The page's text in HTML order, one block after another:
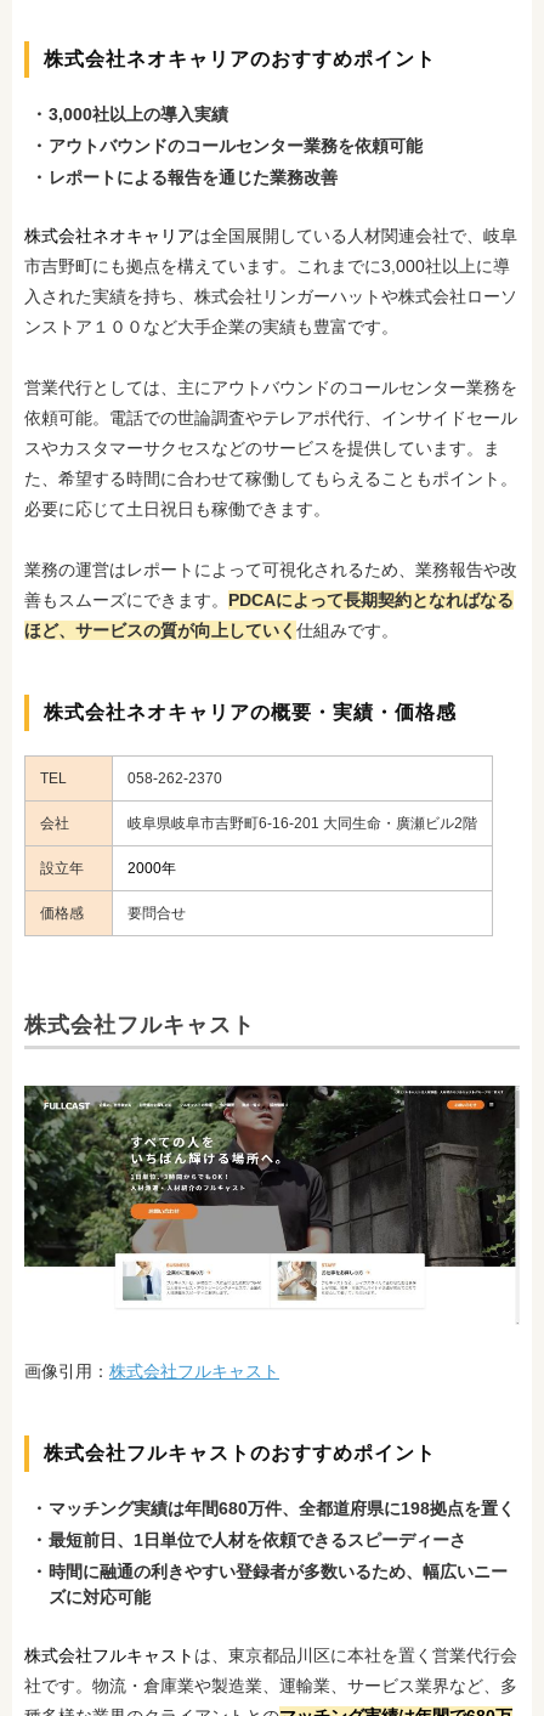
株式会社ネオキャリアのおすすめポイント
3,000社以上の導入実績
アウトバウンドのコールセンター業務を依頼可能
レポートによる報告を通じた業務改善
株式会社ネオキャリアは全国展開している人材関連会社で、岐阜
市吉野町にも拠点を構えています。これまでに3,000社以上に導
入された実績を持ち、株式会社リンガーハットや株式会社ローソ
ンストア１００など大手企業の実績も豊富です。
営業代行としては、主にアウトバウンドのコールセンター業務を
依頼可能。電話での世論調査やテレアポ代行、インサイドセール
スやカスタマーサクセスなどのサービスを提供しています。ま
た、希望する時間に合わせて稼働してもらえることもポイント。
必要に応じて土日祝日も稼働できます。
業務の運営はレポートによって可視化されるため、業務報告や改
善もスムーズにできます。 PDCAによって長期契約となればなる
ほど、サービスの質が向上していく 仕組みです。
株式会社ネオキャリアの概要・実績・価格感
TEL 058-262-2370
会社 岐阜県岐阜市吉野町6-16-201 大同生命・廣瀬ビル2階
設立年 2000年
価格感 要問合せ
株式会社フルキャスト
画像引用： 株式会社フルキャスト
株式会社フルキャストのおすすめポイント
マッチング実績は年間680万件、全都道府県に198拠点を置く
最短前日、1日単位で人材を依頼できるスピーディーさ
時間に融通の利きやすい登録者が多数いるため、幅広いニー
ズに対応可能
株式会社フルキャスト は、東京都品川区に本社を置く営業代行会
社です。物流・倉庫業や製造業、運輸業、サービス業界など、多